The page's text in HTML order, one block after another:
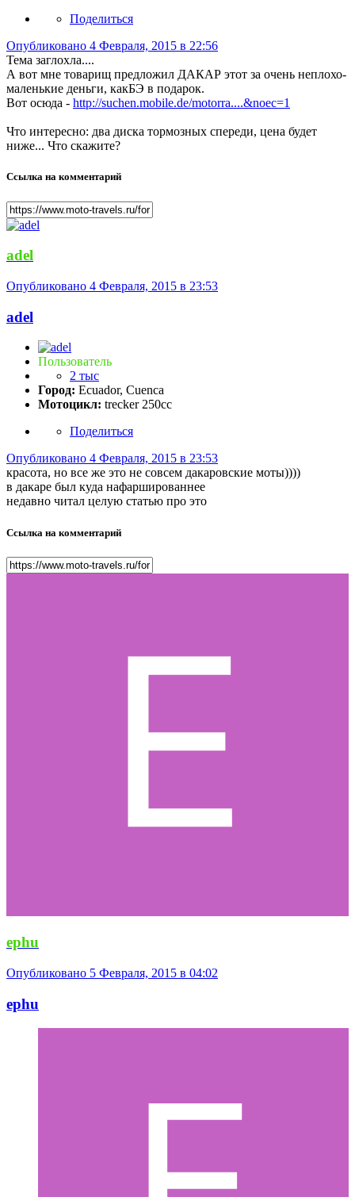
Поделиться
Опубликовано 4 Февраля, 2015 в 22:56
Тема заглохла....
А вот мне товарищ предложил ДАКАР этот за очень неплохо-
маленькие деньги, какБЭ в подарок.
Вот осюда - http://suchen.mobile.de/motorra....&noec=1
Что интересно: два диска тормозных спереди, цена будет
ниже... Что скажите?
Ссылка на комментарий
adel
Опубликовано 4 Февраля, 2015 в 23:53
adel
Пользователь
2 тыс
Город: Ecuador, Cuenca
Мотоцикл: trecker 250cc
Поделиться
Опубликовано 4 Февраля, 2015 в 23:53
красота, но все же это не совсем дакаровские моты))))
в дакаре был куда нафаршированнее
недавно читал целую статью про это
Ссылка на комментарий
ephu
Опубликовано 5 Февраля, 2015 в 04:02
ephu